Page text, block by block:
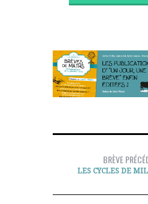
BRÈVE
LES CYCLES DE